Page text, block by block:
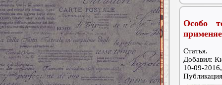
Особо
Статья.
Добавил:
10-09-